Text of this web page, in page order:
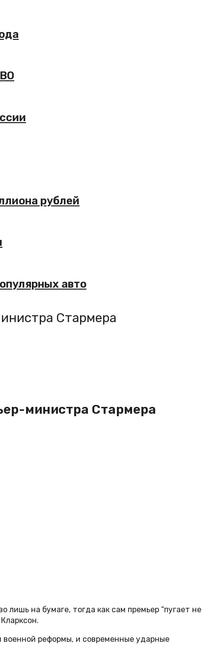
рублей
авто
Стармера
министра Стармера
на бумаге, тогда как сам премьер “пугает не
реформы, и современные ударные